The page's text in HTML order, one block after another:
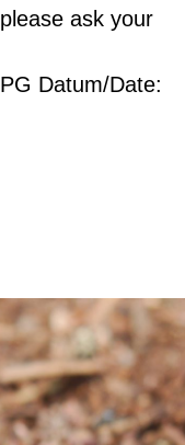
ask your
Datum/Date: